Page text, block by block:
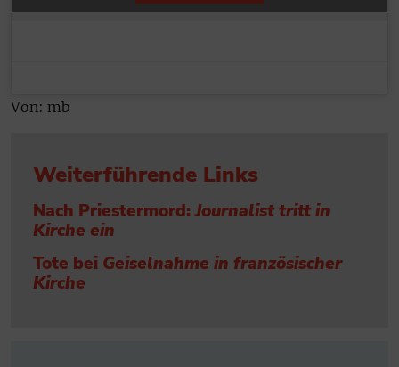
Von: mb
Weiterführende Links
Nach Priestermord:Journalist tritt in
Kirche ein
Tote bei Geiselnahme in französischer
Kirche